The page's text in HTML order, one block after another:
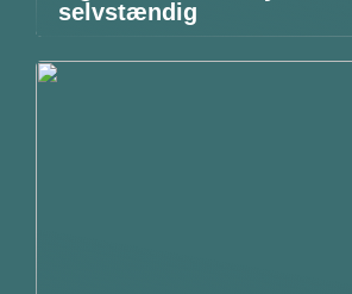
selvstændig